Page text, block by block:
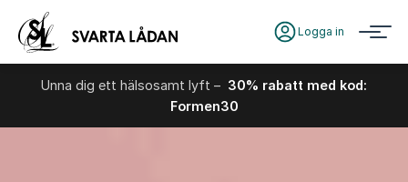
Logga in
Unna dig ett hälsosamt lyft – 30% rabatt med kod:
Formen30